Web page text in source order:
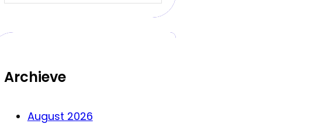
Archieve
August 2026